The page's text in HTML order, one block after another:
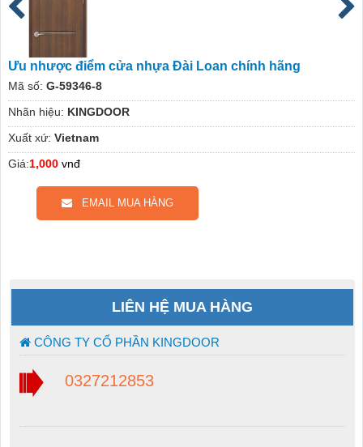
Ưu nhược điểm cửa nhựa Đài Loan chính hãng
Mã số: G-59346-8
Nhãn hiệu: KINGDOOR
Xuất xứ: Vietnam
Giá:1,000 vnđ
EMAIL MUA HÀNG
LIÊN HỆ MUA HÀNG
CÔNG TY CỔ PHẦN KINGDOOR
0327212853